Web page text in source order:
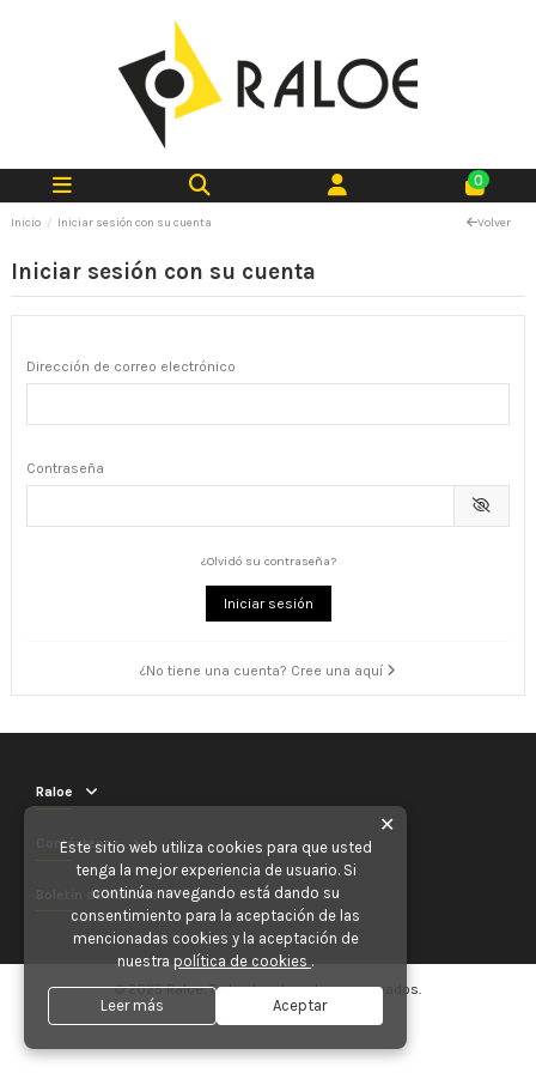
0
Inicio Iniciar sesión con su cuenta Volver
Iniciar sesión con su cuenta
Dirección de correo electrónico
Contraseña
¿Olvidó su contraseña?
Iniciar sesión
¿No tiene una cuenta? Cree una aquí
Raloe
Contáctenos
Boletín de noticias
© 2025 Raloe. Todos los derechos reservados.
✕
Este sitio web utiliza cookies para que usted
tenga la mejor experiencia de usuario. Si
continúa navegando está dando su
consentimiento para la aceptación de las
mencionadas cookies y la aceptación de
nuestra política de cookies .
Leer más Aceptar